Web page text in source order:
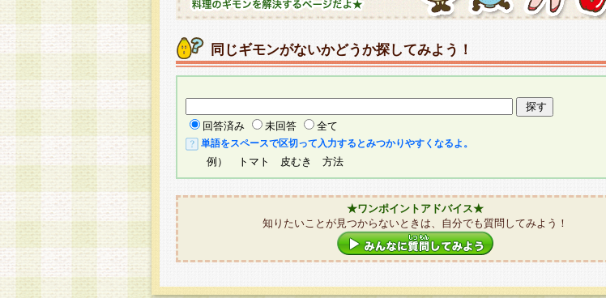
同じギモンがないかどうか探してみよう！
回答済み 未回答 全て
単語をスペースで区切って入力するとみつかりやすくなるよ。
例） トマト 皮むき 方法
★ワンポイントアドバイス★
知りたいことが見つからないときは、自分でも質問してみよう！